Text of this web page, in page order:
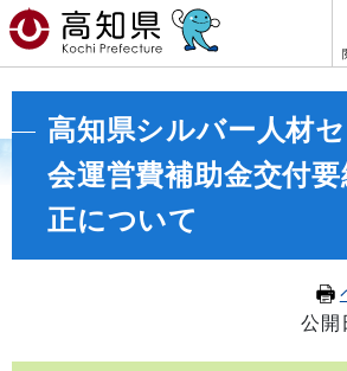
高知県シルバー人材
会運営費補助金交付
正について
公開